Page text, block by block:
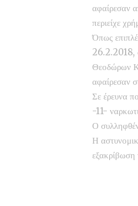
αφαίρεσαν
περιείχε
Όπως
26.2.2018,
Θεοδώρων
αφαίρεσαν
Σε έρευνα
-11-
Ο
Η
εξακρίβωση